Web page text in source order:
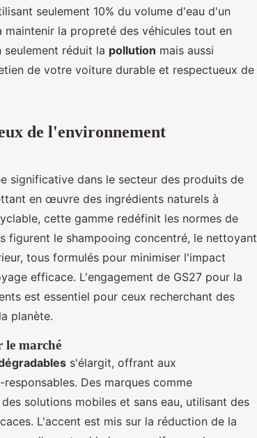
seulement 10% du volume d'eau d'un
la propreté des véhicules tout en
réduit la pollution mais aussi
de votre voiture durable et respectueux de
de l'environnement
significative dans le secteur des produits de
en œuvre des ingrédients naturels à
cette gamme redéfinit les normes de
figurent le shampooing concentré, le nettoyant
tous formulés pour minimiser l'impact
efficace. L'engagement de GS27 pour la
est essentiel pour ceux recherchant des
planète.
le marché
s'élargit, offrant aux
Des marques comme
solutions mobiles et sans eau, utilisant des
L'accent est mis sur la réduction de la